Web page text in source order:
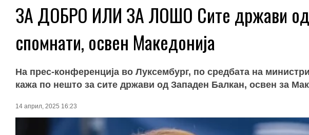
ЗА ДОБРО ИЛИ ЗА ЛОШО Сите држави од
спомнати, освен Македонија
На прес-конференција во Луксембург, по средбата на
кажа по нешто за сите држави од Западен Балкан, освен за
14 април, 2025 16:23